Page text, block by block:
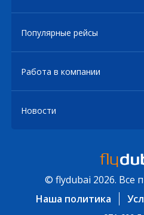
Популярные рейсы
Работа в компании
Новости
© flydubai 2026. Все
Наша политика